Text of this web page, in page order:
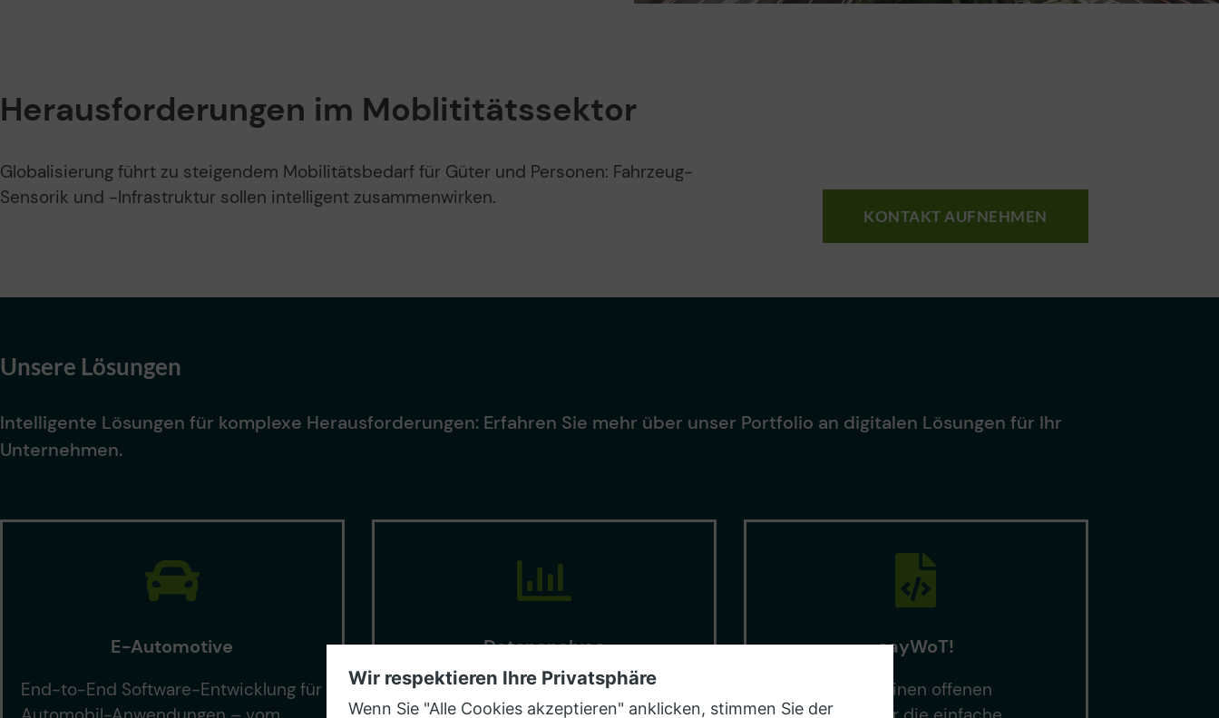
Herausforderungen im Moblititätssektor
Globalisierung führt zu steigendem Mobilitätsbedarf für Güter und Personen: Fahrzeug-
Sensorik und -Infrastruktur sollen intelligent zusammenwirken.
KONTAKT AUFNEHMEN
Unsere Lösungen
Intelligente Lösungen für komplexe Herausforderungen: Erfahren Sie mehr über unser Portfolio an digitalen Lösungen für Ihr
Unternehmen.
E-Automotive
End-to-End Software-Entwicklung für
Datenanalyse
Entlang der Wertschöpfungskette
sayWoT!
sayWoT! nutzt einen offenen